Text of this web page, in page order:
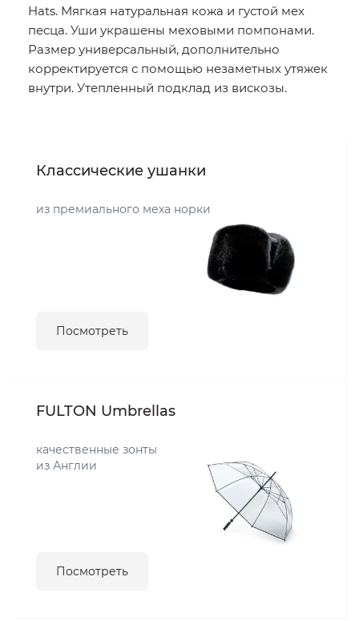
Hats. Мягкая натуральная кожа и густой мех
песца. Уши украшены меховыми помпонами.
Размер универсальный, дополнительно
корректируется с помощью незаметных утяжек
внутри. Утепленный подклад из вискозы.
Классические ушанки
из премиального меха норки
Посмотреть
FULTON Umbrellas
качественные зонты
из Англии
Посмотреть